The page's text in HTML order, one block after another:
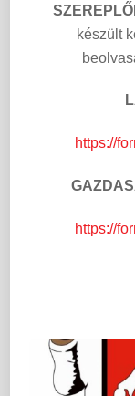
készült
https://
https://